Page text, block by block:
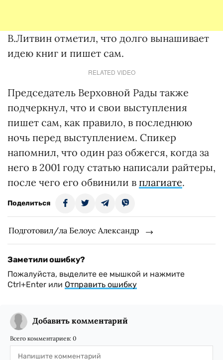
В.Литвин отметил, что долго вынашивает
идею книг и пишет сам.
RELATED VIDEO
Председатель Верховной Рады также
подчеркнул, что и свои выступления
пишет сам, как правило, в последнюю
ночь перед выступлением. Спикер
напомнил, что один раз обжегся, когда за
него в 2001 году статью написали райтеры,
после чего его обвинили в плагиате.
Поделиться
Подготовил/ла Белоус Александр
Заметили ошибку?
Пожалуйста, выделите ее мышкой и нажмите
Ctrl+Enter или Отправить ошибку
Добавить комментарий
Всего комментариев: 0